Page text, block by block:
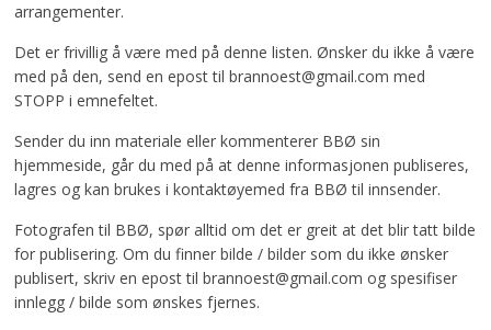
arrangementer.
Det er frivillig å være med på denne listen. Ønsker du ikke å være
med på den, send en epost til brannoest@gmail.com med
STOPP i emnefeltet.
Sender du inn materiale eller kommenterer BBØ sin
hjemmeside, går du med på at denne informasjonen publiseres,
lagres og kan brukes i kontaktøyemed fra BBØ til innsender.
Fotografen til BBØ, spør alltid om det er greit at det blir tatt bilde
for publisering. Om du finner bilde / bilder som du ikke ønsker
publisert, skriv en epost til brannoest@gmail.com og spesifiser
innlegg / bilde som ønskes fjernes.